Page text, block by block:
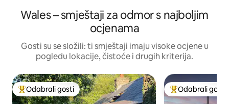
Wales – smještaji za odmor s najboljim
ocjenama
Gosti su se složili: ti smještaji imaju visoke ocjene u
pogledu lokacije, čistoće i drugih kriterija.
Među najviše rangiranima s oznakom „Odabrali gosti”
Odabrali gosti Među najviše
Odabrali gosti